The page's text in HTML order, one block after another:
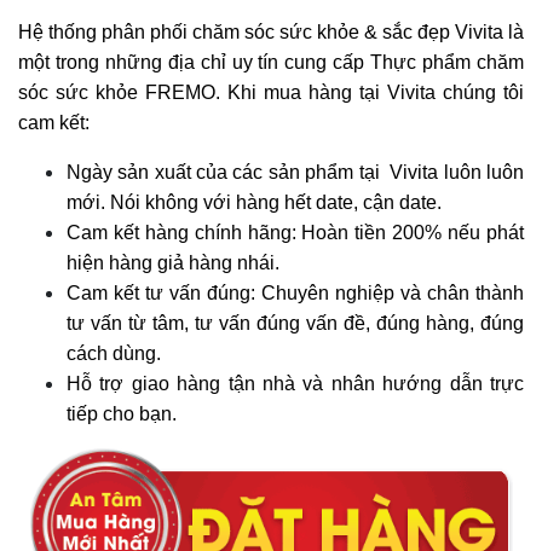
Hệ thống phân phối chăm sóc sức khỏe & sắc đẹp Vivita là
một trong những địa chỉ uy tín cung cấp Thực phẩm chăm
sóc sức khỏe FREMO. Khi mua hàng tại Vivita chúng tôi
cam kết:
Ngày sản xuất của các sản phẩm tại Vivita luôn luôn
mới. Nói không với hàng hết date, cận date.
Cam kết hàng chính hãng: Hoàn tiền 200% nếu phát
hiện hàng giả hàng nhái.
Cam kết tư vấn đúng: Chuyên nghiệp và chân thành
tư vấn từ tâm, tư vấn đúng vấn đề, đúng hàng, đúng
cách dùng.
Hỗ trợ giao hàng tận nhà và nhân hướng dẫn trực
tiếp cho bạn.